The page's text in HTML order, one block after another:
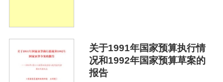
关于1991年国家预算执行情
况和1992年国家预算草案的
报告